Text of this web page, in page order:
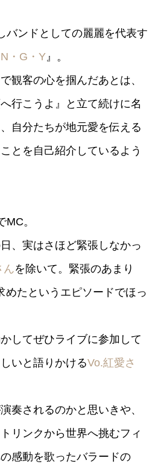
バンドとしての麗麗を代表す
N・G・Y』。
観客の心を掴んだあとは、
行こうよ』と立て続けに名
自分たちが地元愛を伝える
とを自己紹介しているよう
。
、実はさほど緊張しなかっ
んを除いて。緊張のあまり
めたというエピソードでほっ
してぜひライブに参加して
いと語りかけるVo.紅愛さ
奏されるのかと思いきや、
リンクから世界へ挑むフィ
感動を歌ったバラードの